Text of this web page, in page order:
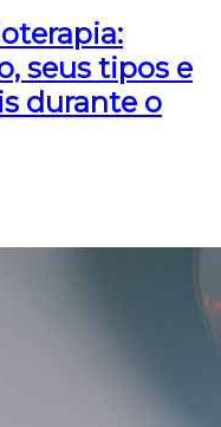
seus tipos e
durante o